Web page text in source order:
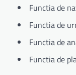
Functia de
Functia de
Functia de
Functia de